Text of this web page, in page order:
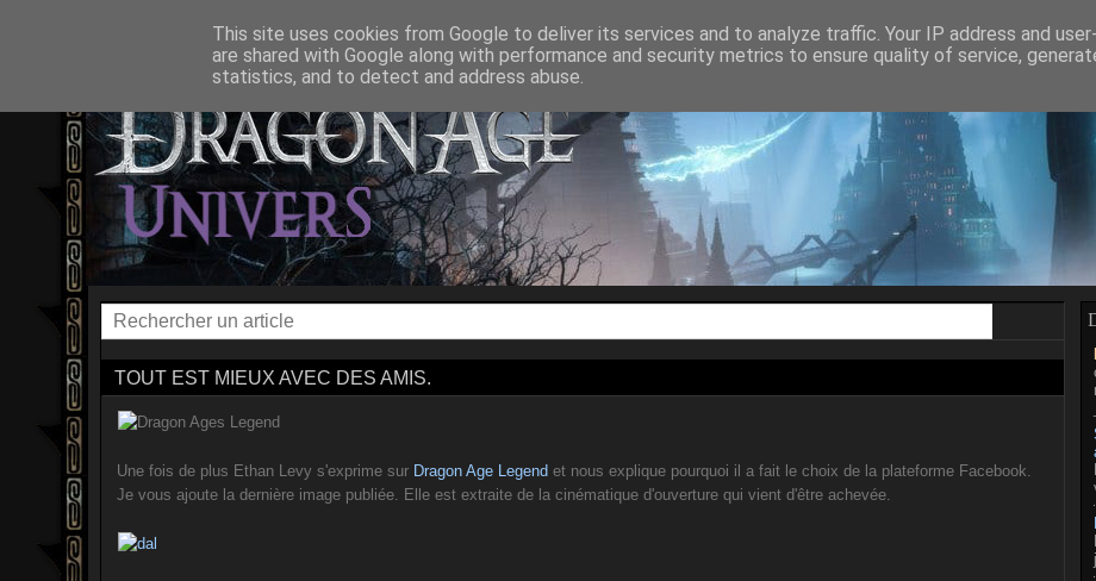
L'UNIVERS DRAGON AGE ORIGINS DRAGON AGE II DRAGON AGE INQUISITION DRAGON AGE THE VEILGUARD
TOUT EST MIEUX AVEC DES AMIS.
Une fois de plus Ethan Levy s'exprime sur Dragon Age Legend et nous explique pourquoi il a fait le choix de la plateforme Facebook.
Je vous ajoute la dernière image publiée. Elle est extraite de la cinématique d'ouverture qui vient d'être achevée.
This site uses cookies from Google to deliver its services and to analyze traffic. Your IP address and
are shared with Google along with performance and security metrics to ensure quality of service,
statistics, and to detect and address abuse.